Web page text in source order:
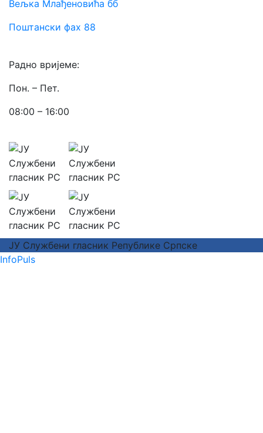
Вељка Млађеновића бб
Поштански фах 88
Радно вријеме:
Пон. – Пет.
08:00 – 16:00
ЈУ Службени гласник Републике Српске
InfoPuls